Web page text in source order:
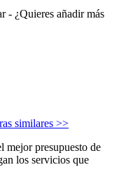
- ¿Quieres añadir más
similares >>
mejor presupuesto de
los servicios que